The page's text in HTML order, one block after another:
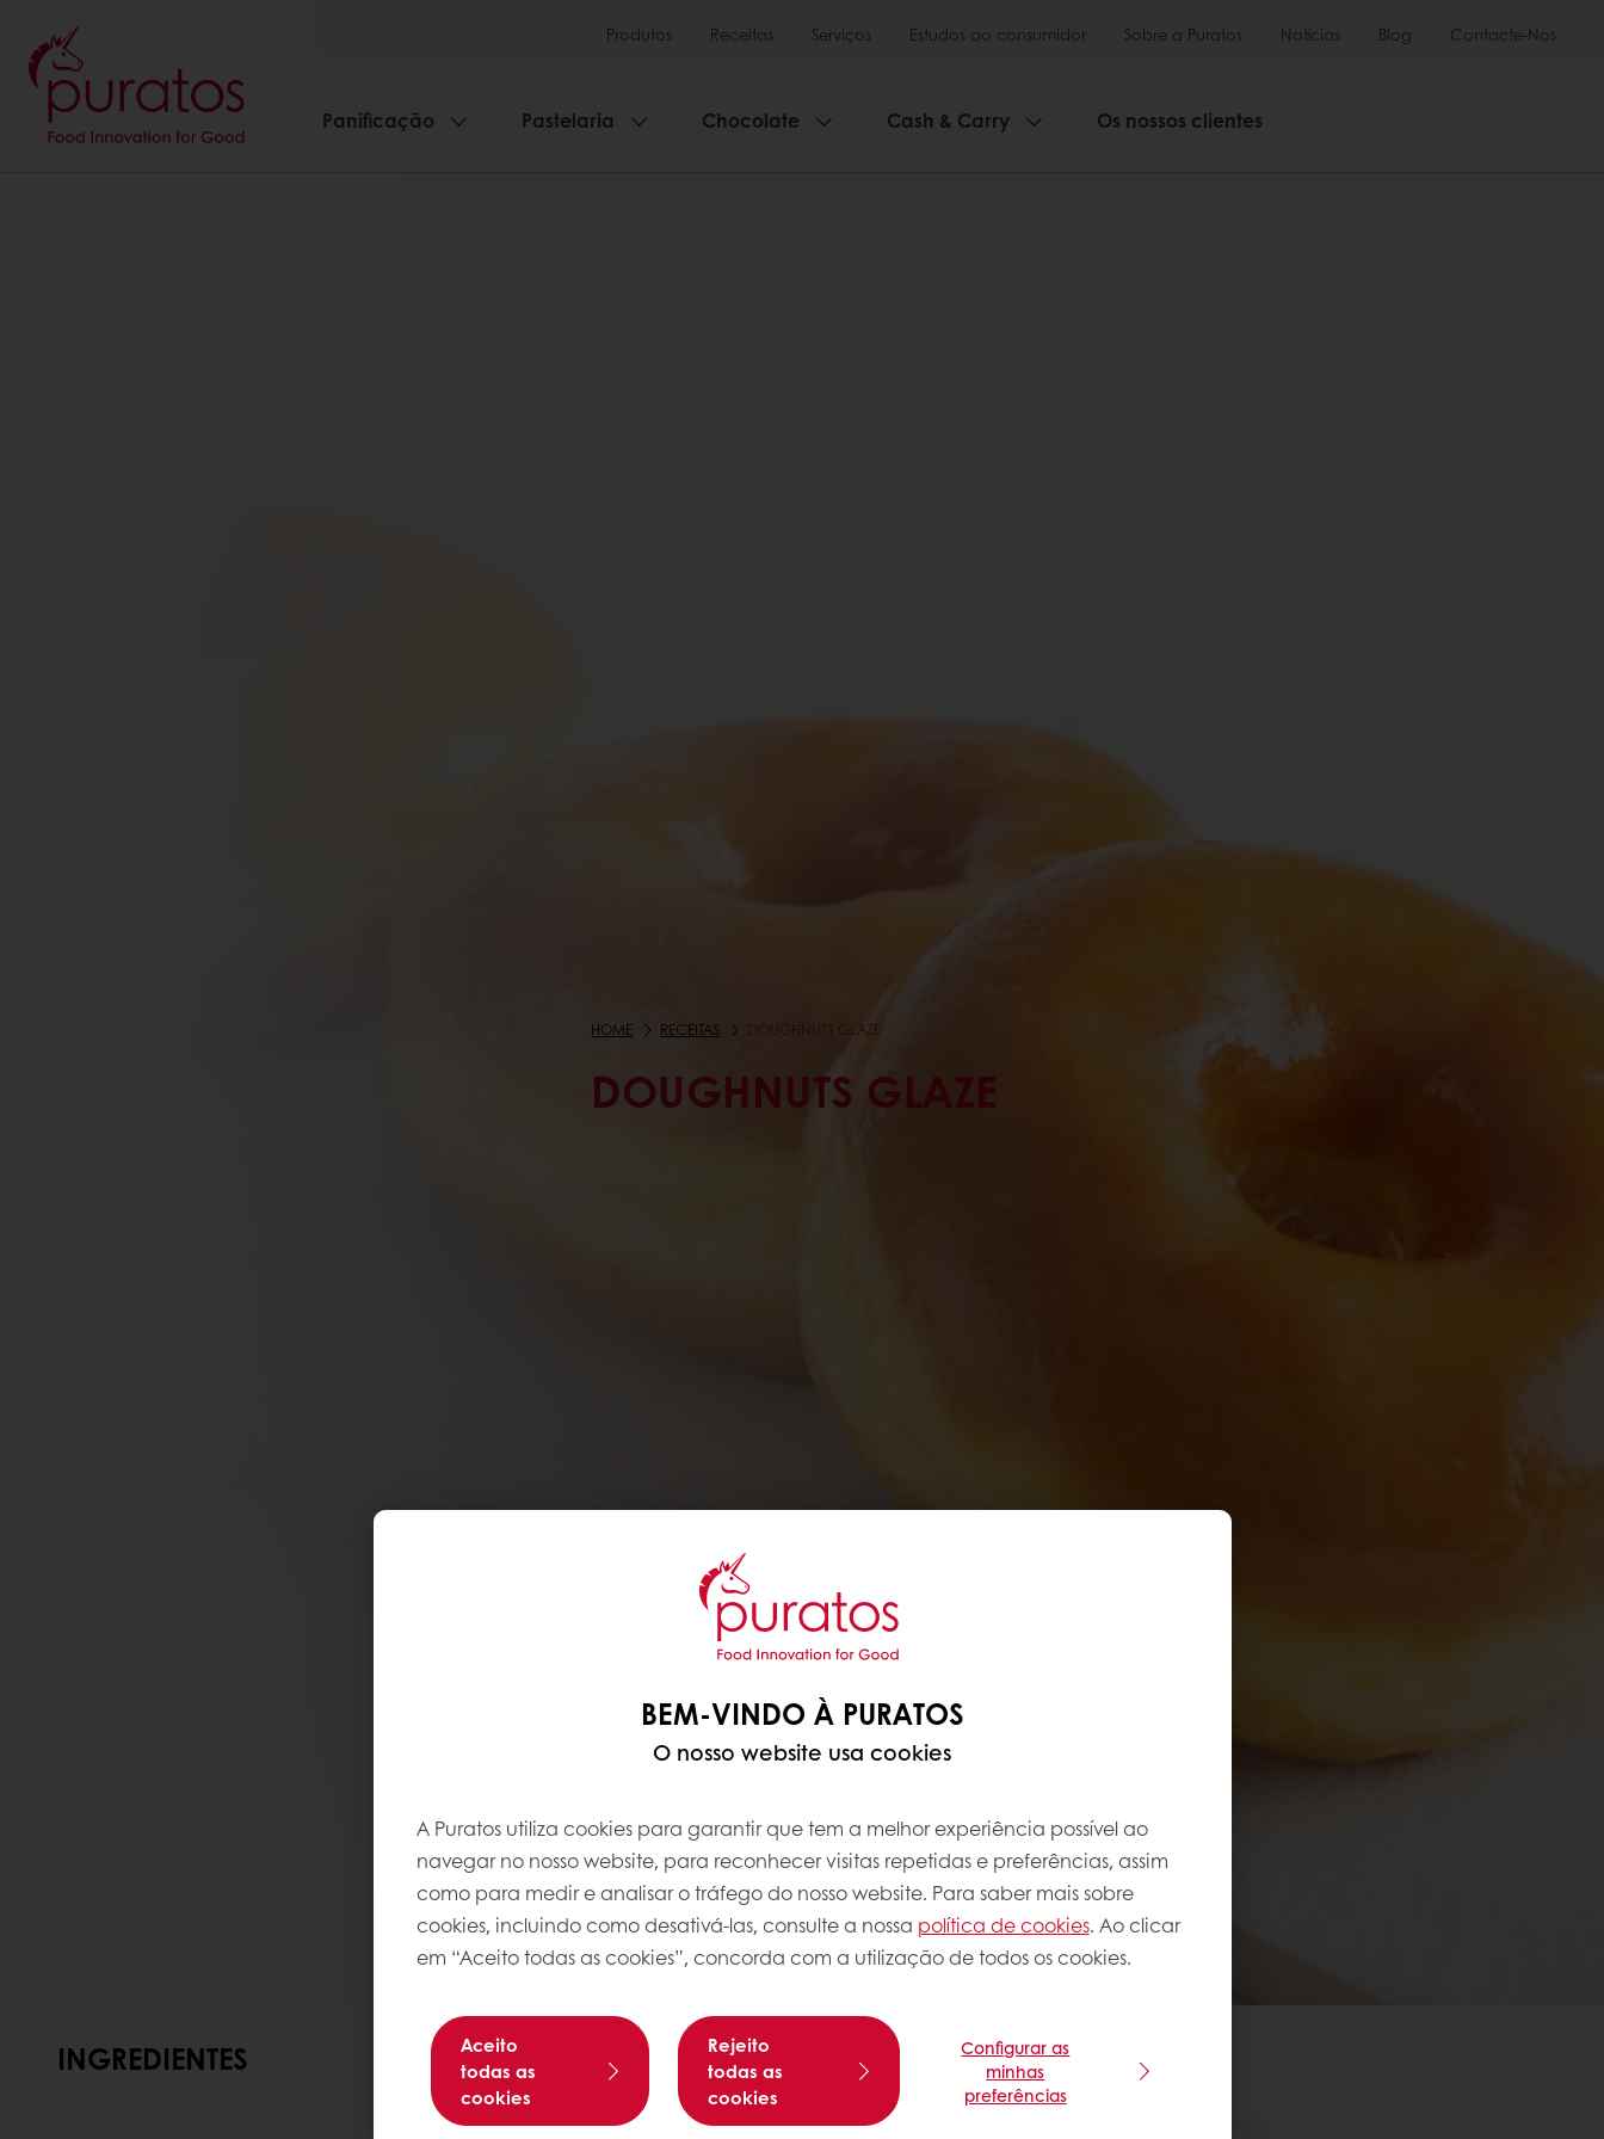
Produtos Receitas Serviços Estudos ao consumidor Sobre a Puratos Notícias Blog Contacte-Nos
Panificação Pastelaria Chocolate Cash & Carry Os nossos clientes
HOME RECEITAS DOUGHNUTS GLAZE
DOUGHNUTS GLAZE
INGREDIENTES
BEM-VINDO À PURATOS
O nosso website usa cookies
A Puratos utiliza cookies para garantir que tem a melhor experiência possível ao
navegar no nosso website, para reconhecer visitas repetidas e preferências, assim
como para medir e analisar o tráfego do nosso website. Para saber mais sobre
cookies, incluindo como desativá-las, consulte a nossa política de cookies. Ao clicar
em “Aceito todas as cookies”, concorda com a utilização de todos os cookies.
Aceito
todas as
cookies
Rejeito
todas as
cookies
Configurar as
minhas
preferências